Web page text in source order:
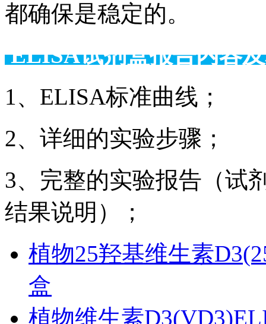
都确保是稳定的。
ELISA试剂盒报告内
1、ELISA标准曲线；
2、详细的实验步骤；
3、完整的实验报告（试
结果说明）；
植物25羟基维生素
盒
植物维生素